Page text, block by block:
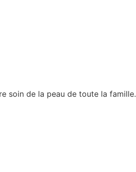
soin de la peau de toute la famille.